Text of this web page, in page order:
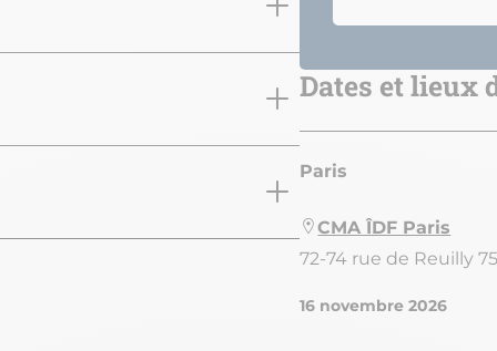
Dates et lieux
Paris
CMA ÎDF Paris
72-74 rue de Reuilly
16 novembre 2026